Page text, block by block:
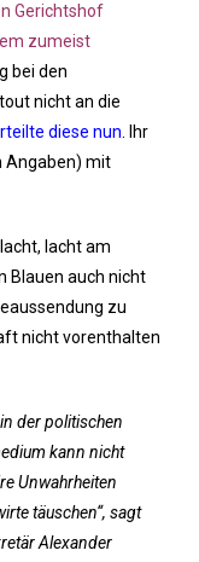
Gerichtshof
zumeist
bei den
nicht an die
diese nun . Ihr
Angaben) mit
lacht am
Blauen auch nicht
zu
nicht vorenthalten
der politischen
kann nicht
Unwahrheiten
täuschen“, sagt
Alexander